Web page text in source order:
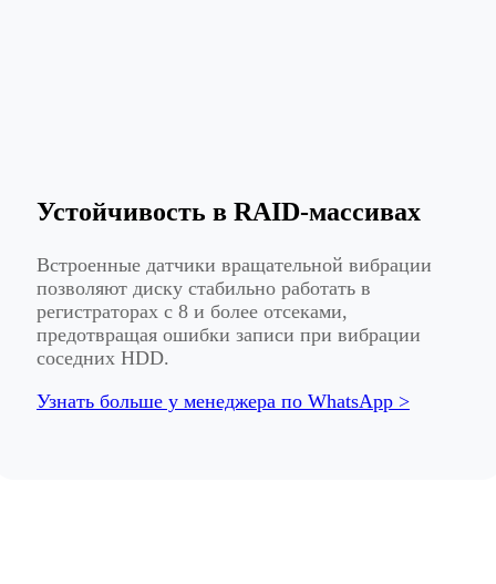
Устойчивость в RAID-массивах
Встроенные датчики вращательной вибрации
позволяют диску стабильно работать в
регистраторах с 8 и более отсеками,
предотвращая ошибки записи при вибрации
соседних HDD.
Узнать больше у менеджера по WhatsApp >